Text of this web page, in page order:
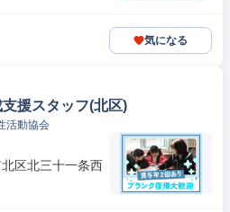
気になる
援スタッフ(北区)
活動協会
区北三十一条西